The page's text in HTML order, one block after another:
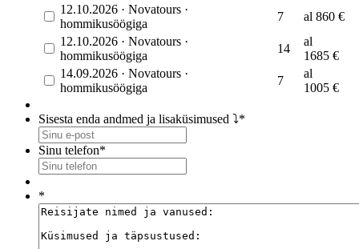
12.10.2026 · Novatours ·
hommikusöögiga
7 al 860 €
12.10.2026 · Novatours ·
hommikusöögiga
14
al
1685 €
14.09.2026 · Novatours ·
hommikusöögiga
7
al
1005 €
Sisesta enda andmed ja lisaküsimused ⤵*
Sinu telefon*
*